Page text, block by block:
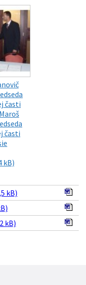
časti
časti
kB)
kB)
kB)